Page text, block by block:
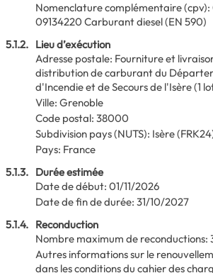
Nomenclature complémentaire(cpv):
09134220 Carburant diesel (EN 590)
5.1.2. Lieu d’exécution
Adresse postale: Fourniture et
distribution de carburant du
d'Incendie et de Secours de l'Isère (1
Ville: Grenoble
Code postal: 38000
Subdivision pays (NUTS): Isère(FRK24
Pays: France
5.1.3. Durée estimée
Date de début: 01/11/2026
Date de fin de durée: 31/10/2027
5.1.4. Reconduction
Nombre maximum de reconductions:
Autres informations sur le
dans les conditions du cahier des